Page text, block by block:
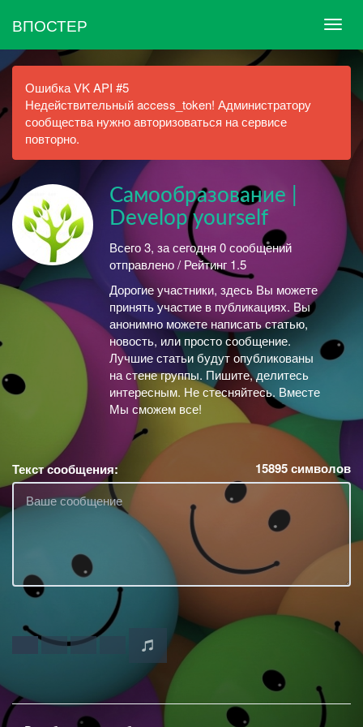
ВПОСТЕР
Ошибка VK API #5
Недействительный access_token! Администратору
сообщества нужно авторизоваться на сервисе
повторно.
Самообразование |
Develop yourself
Всего 3, за сегодня 0 сообщений
отправлено / Рейтинг 1.5
Дорогие участники, здесь Вы можете
принять участие в публикациях. Вы
анонимно можете написать статью,
новость, или просто сообщение.
Лучшие статьи будут опубликованы
на стене группы. Пишите, делитесь
интересным. Не стесняйтесь. Вместе
Мы сможем все!
Текст сообщения: 15895символов